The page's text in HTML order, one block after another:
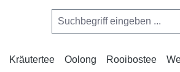
Kräutertee Oolong Rooibostee